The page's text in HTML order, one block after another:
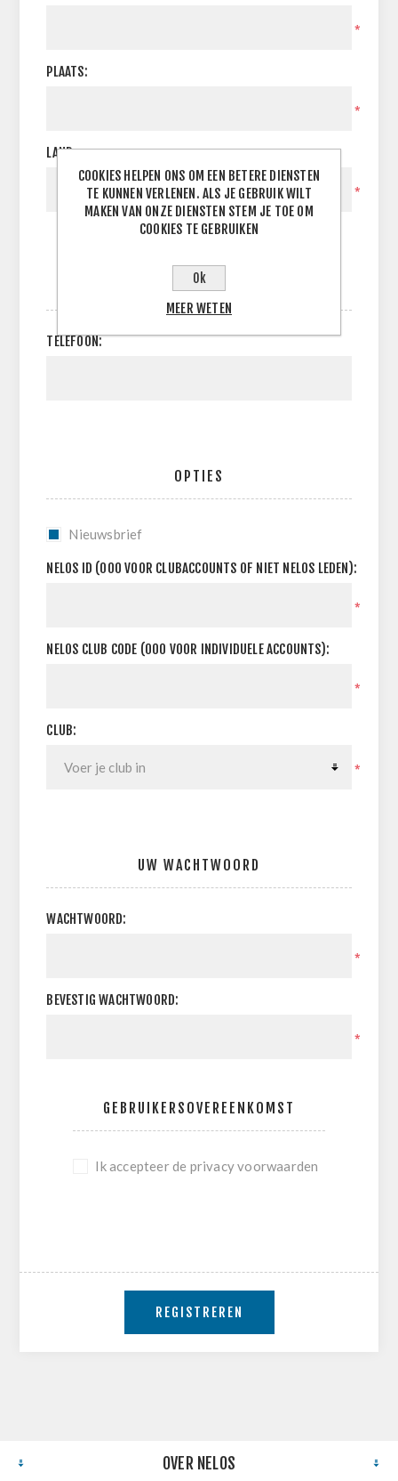
*
PLAATS:
*
LAND:
*
UW CONTACT INFORMATIE
TELEFOON:
OPTIES
Nieuwsbrief
NELOS ID (000 VOOR CLUBACCOUNTS OF NIET NELOS LEDEN):
*
NELOS CLUB CODE (000 VOOR INDIVIDUELE ACCOUNTS):
*
CLUB:
*
UW WACHTWOORD
WACHTWOORD:
*
BEVESTIG WACHTWOORD:
*
GEBRUIKERSOVEREENKOMST
Ik accepteer de privacy voorwaarden
REGISTREREN
OVER NELOS
COOKIES HELPEN ONS OM EEN BETERE DIENSTEN
TE KUNNEN VERLENEN. ALS JE GEBRUIK WILT
MAKEN VAN ONZE DIENSTEN STEM JE TOE OM
COOKIES TE GEBRUIKEN
Ok
MEER WETEN